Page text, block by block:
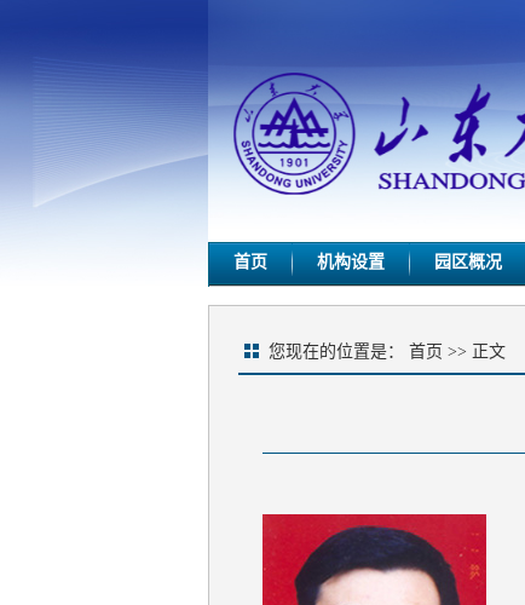
首页 机构设置 园区概况
您现在的位置是： 首页 >> 正文